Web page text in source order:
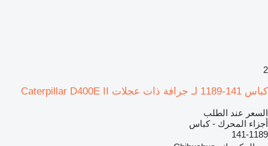
2
كباس 141-1189 لـ جرافة ذات عجلات Caterpillar D400E II
السعر عند الطلب
أجزاء المحرك - كباس
141-1189